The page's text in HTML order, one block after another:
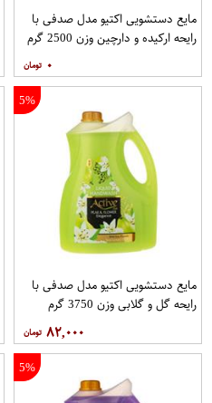
مایع دستشویی اکتیو مدل صدفی با
رایحه ارکیده و دارچین وزن 2500 گرم
۰
5%
مایع دستشویی اکتیو مدل صدفی با
رایحه گل و گلابی وزن 3750 گرم
۸۲,۰۰۰
5%